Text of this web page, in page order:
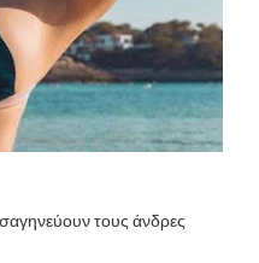
τους άνδρες